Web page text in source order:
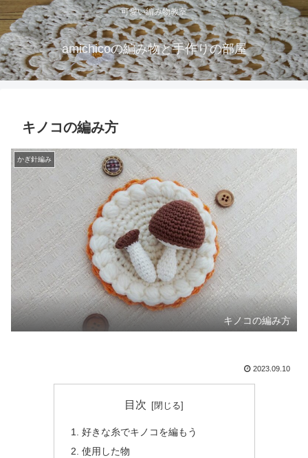
可愛い編み物教室
amichicoの編み物と手作りの部屋
キノコの編み方
かぎ針編み
キノコの編み方
2023.09.10
目次
好きな糸でキノコを編もう
使用した物